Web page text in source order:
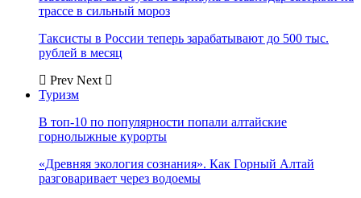
трассе в сильный мороз
Таксисты в России теперь зарабатывают до 500 тыс.
рублей в месяц
Prev Next
Туризм
В топ-10 по популярности попали алтайские
горнолыжные курорты
«Древняя экология сознания». Как Горный Алтай
разговаривает через водоемы